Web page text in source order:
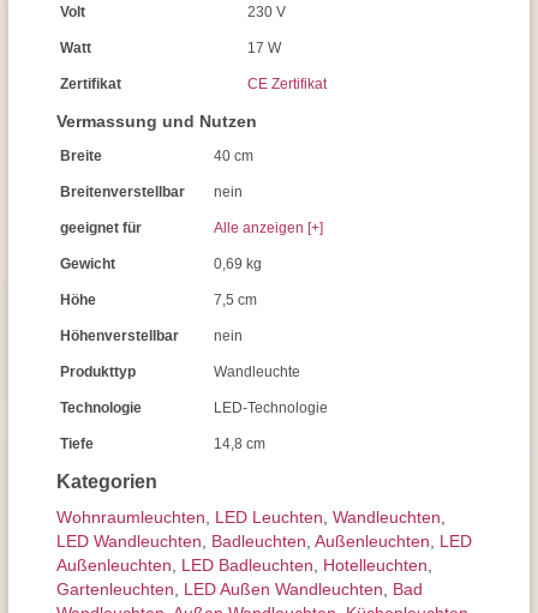
Kategorien
Wohnraum­leuchten LED Leuchten Wand­leuchten
LED Wandleuchten
Badleuchten Außen­leuchten
LED
Außenleuchten
LED Badleuchten Hotelleuchten
Gartenleuchten
LED Außen Wandleuchten
Bad
Volt 230 V
Watt 17 W
Zertifikat CE Zertifikat
Vermassung und Nutzen
Breite 40 cm
Breitenverstellbar nein
geeignet für Alle anzeigen [+]
Gewicht 0,69 kg
Höhe 7,5 cm
Höhenverstellbar nein
Produkttyp Wandleuchte
Technologie LED-Technologie
Tiefe 14,8 cm